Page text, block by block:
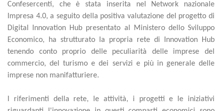
Confesercenti, che è stata inserita nel Network nazionale
Impresa 4.0, a seguito della positiva valutazione del progetto di
Digital Innovation Hub presentato al Ministero dello Sviluppo
Economico, ha strutturato la propria rete di Innovation Hub
tenendo conto proprio delle peculiarità delle imprese del
commercio, del turismo e dei servizi e più in generale delle
imprese non manifatturiere.
I riferimenti della rete, le attività, i progetti e le iniziativi